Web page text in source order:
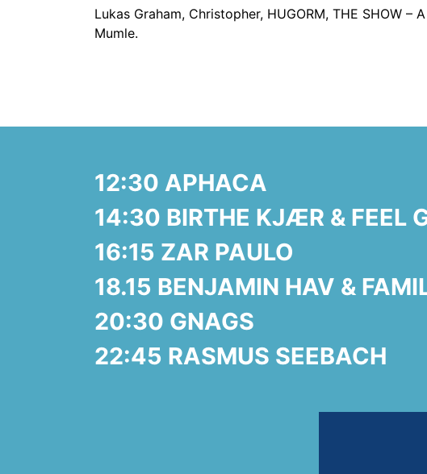
Lukas Graham, Christopher, HUGORM, THE SHOW –
Mumle.
12:30 APHACA
14:30 BIRTHE KJÆR & FEEL
16:15 ZAR PAULO
18.15 BENJAMIN HAV &
20:30 GNAGS
22:45 RASMUS SEEBACH